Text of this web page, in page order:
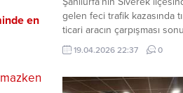
en
gelen feci trafik kazasında
ticari aracın çarpışması
yaşamını yitirdi, 1 kişi ise
Haber Merkezi – Siverek-
çarpışması sonucu
19.04.2026 22:37 0